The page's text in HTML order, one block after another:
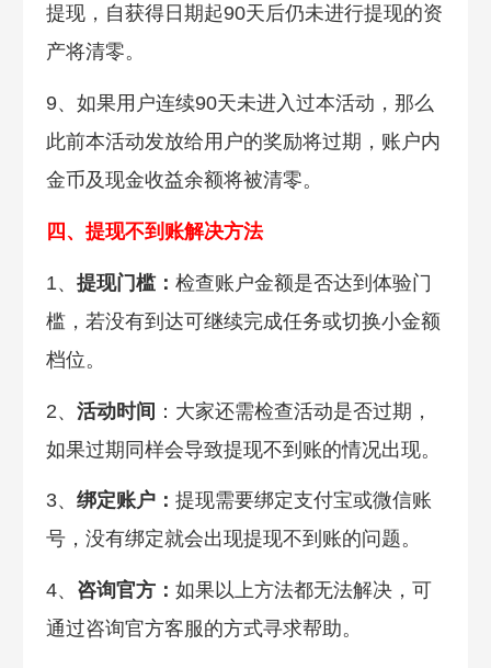
提现，自获得日期起90天后仍未进行提现的资
产将清零。
9、如果用户连续90天未进入过本活动，那么
此前本活动发放给用户的奖励将过期，账户内
金币及现金收益余额将被清零。
四、提现不到账解决方法
1、 提现门槛： 检查账户金额是否达到体验门
槛，若没有到达可继续完成任务或切换小金额
档位。
2、 活动时间 ：大家还需检查活动是否过期，
如果过期同样会导致提现不到账的情况出现。
3、 绑定账户： 提现需要绑定支付宝或微信账
号，没有绑定就会出现提现不到账的问题。
4、 咨询官方： 如果以上方法都无法解决，可
通过咨询官方客服的方式寻求帮助。